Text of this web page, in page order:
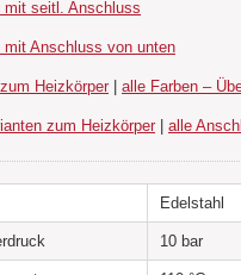
Maß gefertigt werden. Wir
die Abstände zwischen den
(weniger Rohre, kleinere oder
Badheizköprers ist ein
(für Vollziegel-/Betonwände), 1
mit seitl. Anschluss
mit Anschluss von unten
Heizkörper alle Farben –
zum Heizkörper alle
Edelstahl
10 bar